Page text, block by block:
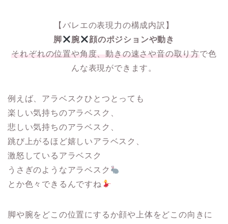
【バレエの表現力の構成内訳】
脚
腕
顔のポジションや動き
それぞれの位置や角度、動きの速さや音の取り方で色
んな表現ができます。
例えば、アラベスクひとつとっても
楽しい気持ちのアラベスク、
悲しい気持ちのアラベスク、
跳び上がるほど嬉しいアラベスク、
激怒しているアラベスク
うさぎのようなアラベスク
とか色々できるんですね
脚や腕をどこの位置にするか顔や上体をどこの向きに